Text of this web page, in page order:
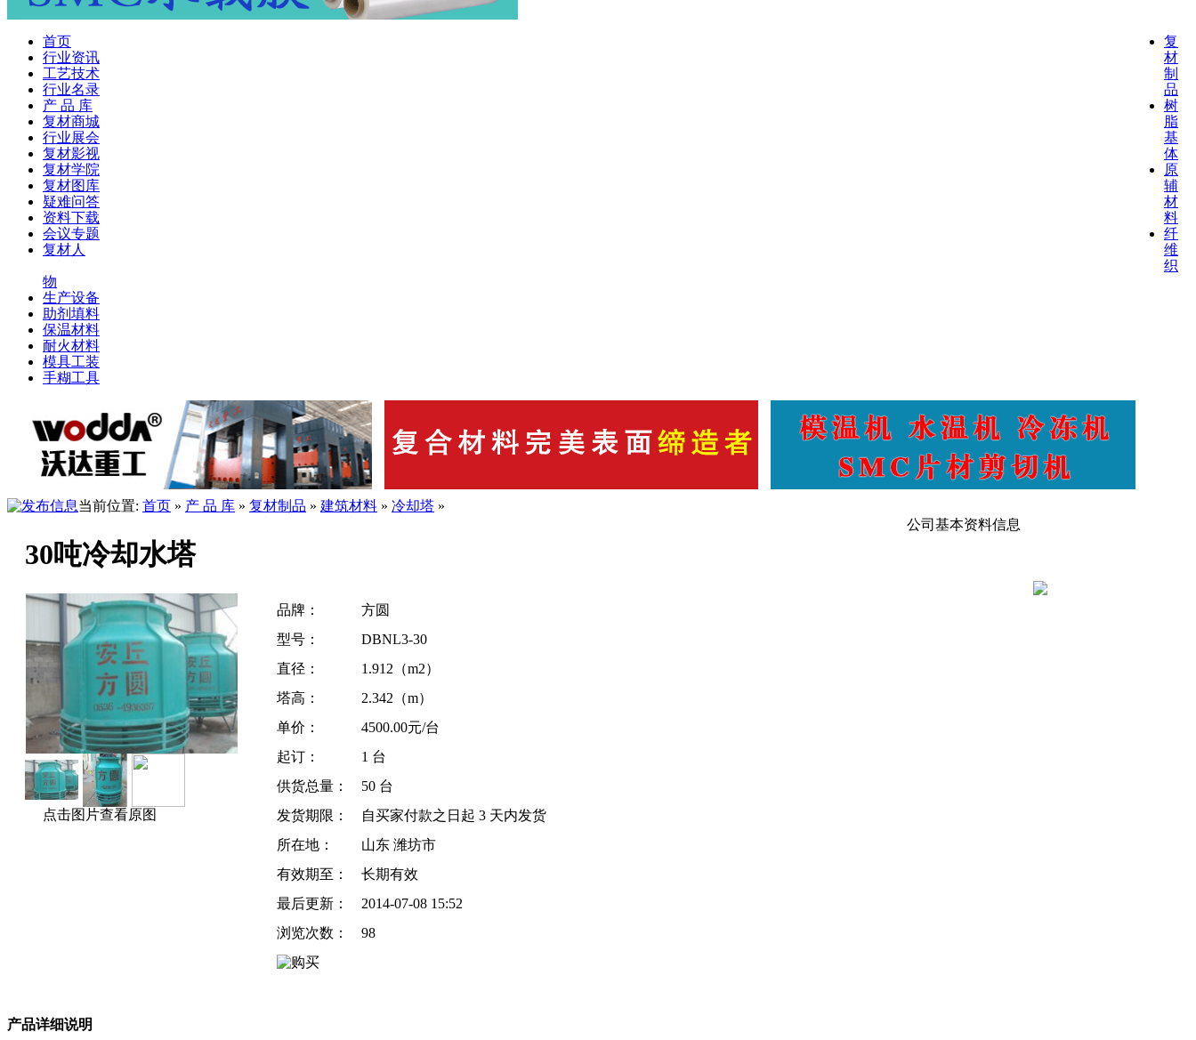
首页
行业资讯
工艺技术
行业名录
产 品 库
复材商城
行业展会
复材影视
复材学院
复材图库
疑难问答
资料下载
会议专题
复材人
复
材
制
品
树
脂
基
体
原
辅
材
料
纤
维
织
物
生产设备
助剂填料
保温材料
耐火材料
模具工装
手糊工具
当前位置: 首页 » 产 品 库 » 复材制品 » 建筑材料 » 冷却塔 »
30吨冷却水塔
点击图片查看原图
品牌：
方圆
型号：
DBNL3-30
直径：
1.912（m2）
塔高：
2.342（m）
单价：
4500.00元/台
起订：
1 台
供货总量：
50 台
发货期限：
自买家付款之日起 3 天内发货
所在地：
山东 潍坊市
有效期至：
长期有效
最后更新：
2014-07-08 15:52
浏览次数：
98
公司基本资料信息
产品详细说明